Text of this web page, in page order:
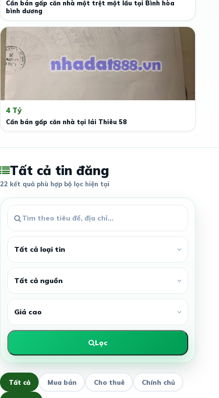
Cần bán gấp căn nhà một trệt một lầu tại Bình hòa
bình dương
4 Tỷ
Cần bán gấp căn nhà tại lái Thiêu 58
Tất cả tin đăng
22 kết quả phù hợp bộ lọc hiện tại
Lọc
Tất cả Mua bán Cho thuê Chính chủ